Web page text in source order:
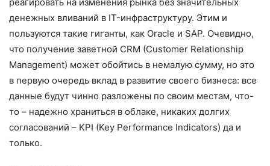
денежных вливаний в IT-инфраструктуру. Этим и
пользуются такие гиганты, как Oracle и SAP. Очевидно,
что получение заветной CRM (Customer Relationship
Management) может обойтись в немалую сумму, но это
в первую оче­редь вклад в развитие своего бизнеса: все
данные будут чинно разложены по своим местам, что-
то – надежно храниться в облаке, никаких долгих
согласований – KPI (Key Performance Indicators) да и
только.